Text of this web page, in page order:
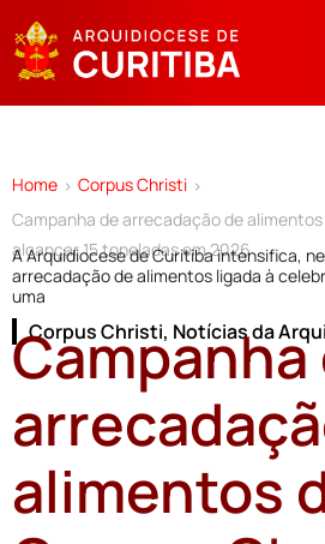
Home > Corpus Christi >
Campanha de arrecadação de
alcançar 15 toneladas em 2026
A Arquidiocese de Curitiba intensifica,
arrecadação de alimentos ligada à
uma
Corpus Christi, Notícias da
Campanha
alimentos